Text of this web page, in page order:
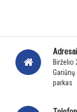
Birželio
parkas